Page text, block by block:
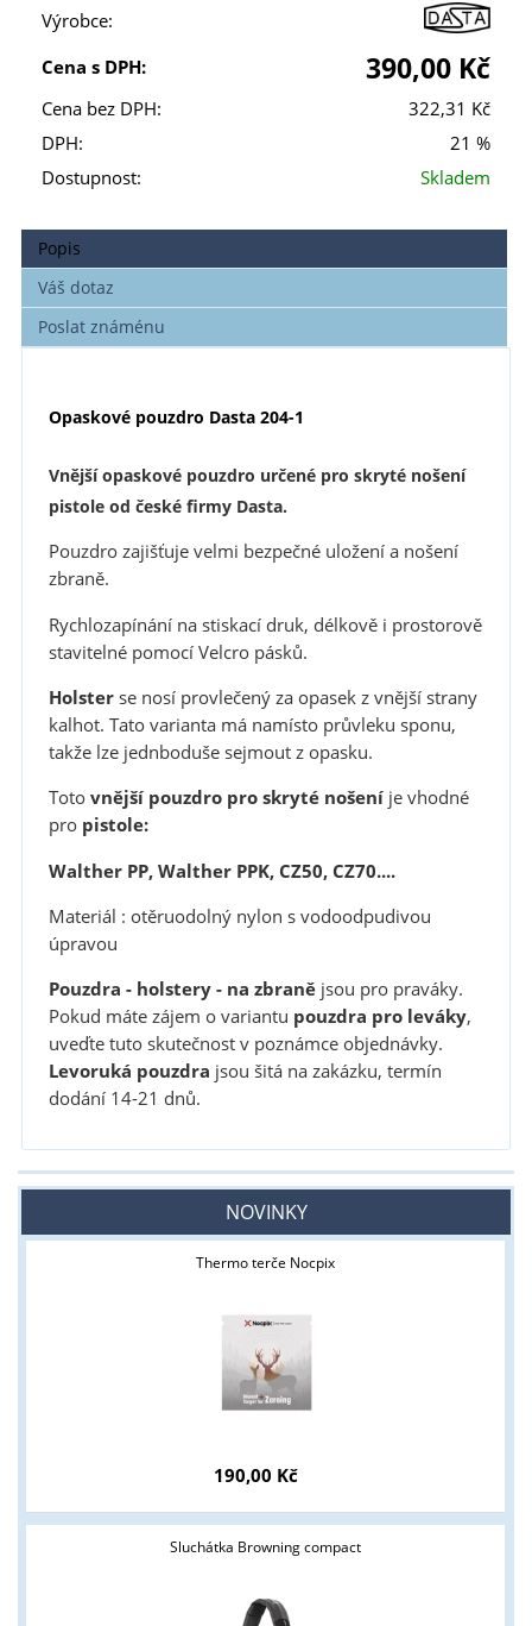
Výrobce:
Cena s DPH:
390,00 Kč
Cena bez DPH:
322,31 Kč
DPH:
21 %
Dostupnost:
Skladem
Popis
Váš dotaz
Poslat známénu
Opaskové pouzdro Dasta 204-1
Vnější opaskové pouzdro určené pro skryté nošení
pistole od české firmy Dasta.
Pouzdro zajišťuje velmi bezpečné uložení a nošení
zbraně.
Rychlozapínání na stiskací druk, délkově i prostorově
stavitelné pomocí Velcro pásků.
Holsterse nosí provlečený za opasek z vnější strany
kalhot. Tato varianta má namísto průvleku sponu,
takže lze jednboduše sejmout z opasku.
Totovnější pouzdro pro skryté nošeníje vhodné
pro pistole:
Walther PP, Walther PPK, CZ50, CZ70....
Materiál : otěruodolný nylon s vodoodpudivou
úpravou
Pouzdra - holstery - na zbranějsou pro praváky.
Pokud máte zájem o variantu pouzdra pro leváky,
uveďte tuto skutečnost v poznámce objednávky.
Levoruká pouzdra jsou šitá na zakázku, termín
dodání 14-21 dnů.
NOVINKY
Thermo terče Nocpix
190,00 Kč
Sluchátka Browning compact